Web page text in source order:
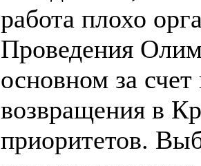
работа плохо
Проведения
основном за
возвращения в
приоритетов.